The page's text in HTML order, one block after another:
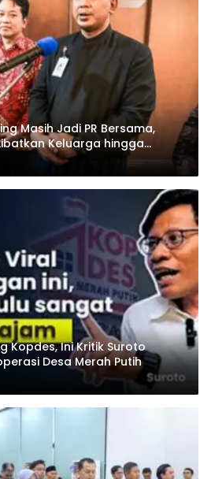
Masih Jadi PR Bersama,
Keluarga hingga
Kopdes, Ini Kritik Suroto
Desa Merah Putih